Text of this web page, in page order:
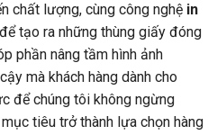
chất lượng, cùng công nghệ in
tạo ra những thùng giấy đóng
phần nâng tầm hình ảnh
mà khách hàng dành cho
để chúng tôi không ngừng
tiêu trở thành lựa chọn hàng